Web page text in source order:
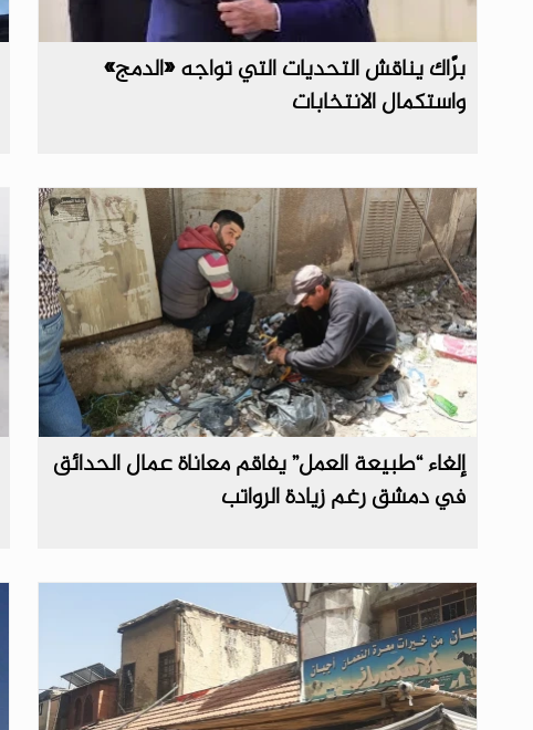
برَّاك يناقش التحديات التي تواجه «الدمج»
واستكمال الانتخابات
إلغاء “طبيعة العمل” يفاقم معاناة عمال الحدائق
في دمشق رغم زيادة الرواتب